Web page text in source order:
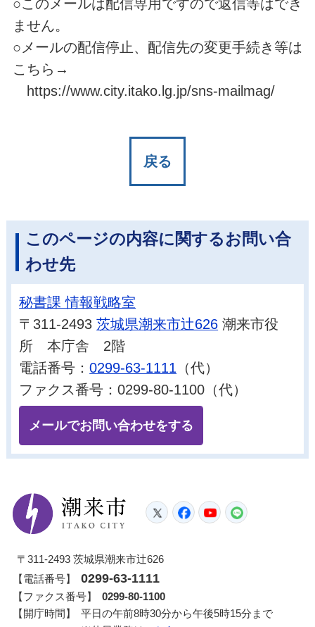
○このメールは配信専用ですので返信等はでき
ません。
○メールの配信停止、配信先の変更手続き等は
こちら→
https://www.city.itako.lg.jp/sns-mailmag/
戻る
このページの内容に関するお問い合
わせ先
秘書課 情報戦略室
〒311-2493茨城県潮来市辻626 潮来市役
所 本庁舎 2階
電話番号：0299-63-1111 （代）
ファクス番号：0299-80-1100（代）
メールでお問い合わせをする
潮来市
TwitterFacebook
YouTube
〒311-2493 茨城県潮来市辻626
【電話番号】
0299-63-1111
【ファクス番号】
0299-80-1100
【開庁時間】
平日の午前8時30分から午後5時15分まで